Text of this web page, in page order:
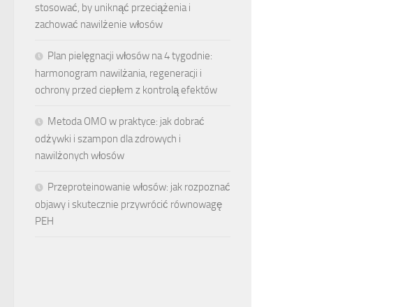
stosować, by uniknąć przeciążenia i
zachować nawilżenie włosów
Plan pielęgnacji włosów na 4 tygodnie:
harmonogram nawilżania, regeneracji i
ochrony przed ciepłem z kontrolą efektów
Metoda OMO w praktyce: jak dobrać
odżywki i szampon dla zdrowych i
nawilżonych włosów
Przeproteinowanie włosów: jak rozpoznać
objawy i skutecznie przywrócić równowagę
PEH